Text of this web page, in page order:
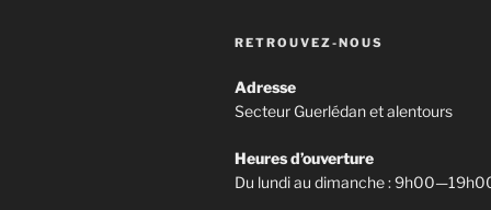
RETROUVEZ-NOUS
Adresse
Secteur Guerlédan et alentours
Heures d’ouverture
Du lundi au dimanche :